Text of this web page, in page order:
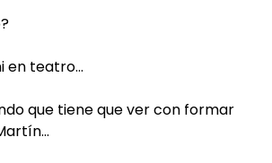
en teatro…
que tiene que ver con formar